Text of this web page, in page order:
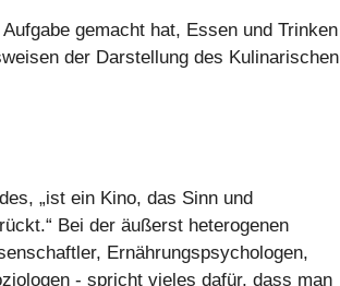
gemacht hat, Essen und Trinken
der Darstellung des Kulinarischen
„ist ein Kino, das Sinn und
Bei der äußerst heterogenen
Ernährungspsychologen,
- spricht vieles dafür, dass man